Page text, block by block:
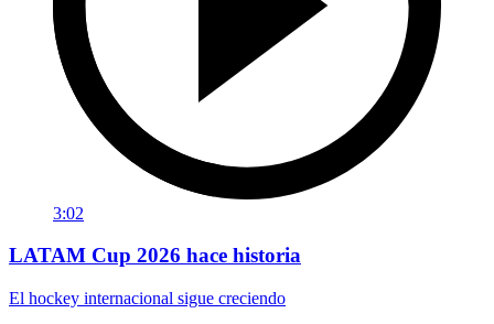
3:02
LATAM Cup 2026 hace historia
El hockey internacional sigue creciendo